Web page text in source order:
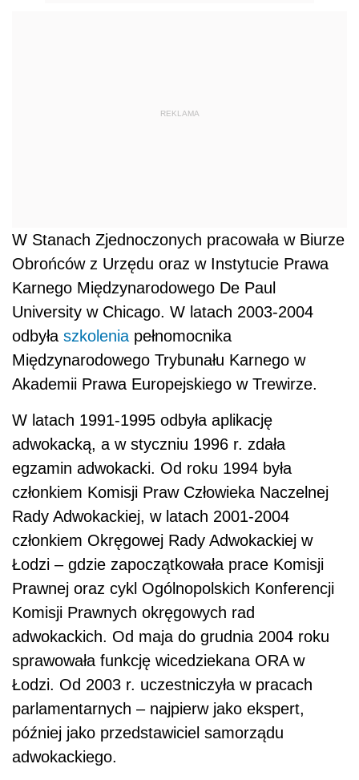
REKLAMA
W Stanach Zjednoczonych pracowała w Biurze
Obrońców z Urzędu oraz w Instytucie Prawa
Karnego Międzynarodowego De Paul
University w Chicago. W latach 2003-2004
odbyła szkolenia pełnomocnika
Międzynarodowego Trybunału Karnego w
Akademii Prawa Europejskiego w Trewirze.
W latach 1991-1995 odbyła aplikację
adwokacką, a w styczniu 1996 r. zdała
egzamin adwokacki. Od roku 1994 była
członkiem Komisji Praw Człowieka Naczelnej
Rady Adwokackiej, w latach 2001-2004
członkiem Okręgowej Rady Adwokackiej w
Łodzi – gdzie zapoczątkowała prace Komisji
Prawnej oraz cykl Ogólnopolskich Konferencji
Komisji Prawnych okręgowych rad
adwokackich. Od maja do grudnia 2004 roku
sprawowała funkcję wicedziekana ORA w
Łodzi. Od 2003 r. uczestniczyła w pracach
parlamentarnych – najpierw jako ekspert,
później jako przedstawiciel samorządu
adwokackiego.